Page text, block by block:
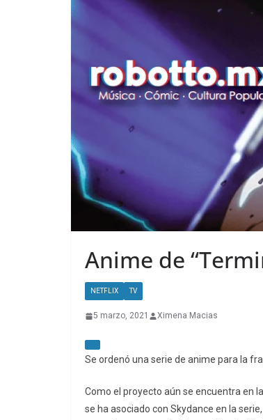
Anime de
NETFLIX TV
5 marzo, 2021 Ximena Macias
Se ordenó una serie de anime para la
Como el proyecto aún se encuentra en
se ha asociado con Skydance en la